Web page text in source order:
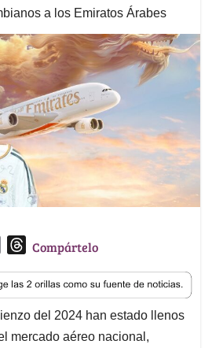
a los Emiratos Árabes
a
i
l
T
r
e
a
d
Compártelo
del 2024 han estado llenos
mercado aéreo nacional,